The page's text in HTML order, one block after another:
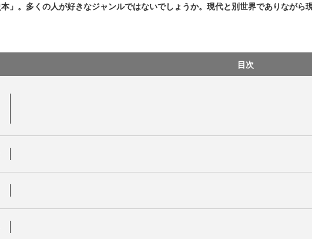
」。多くの人が好きなジャンルではないでしょうか。現代と別世界でありなが
目次